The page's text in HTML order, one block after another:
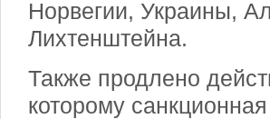
Норвегии, Украины,
Лихтенштейна.
Также продлено
которому